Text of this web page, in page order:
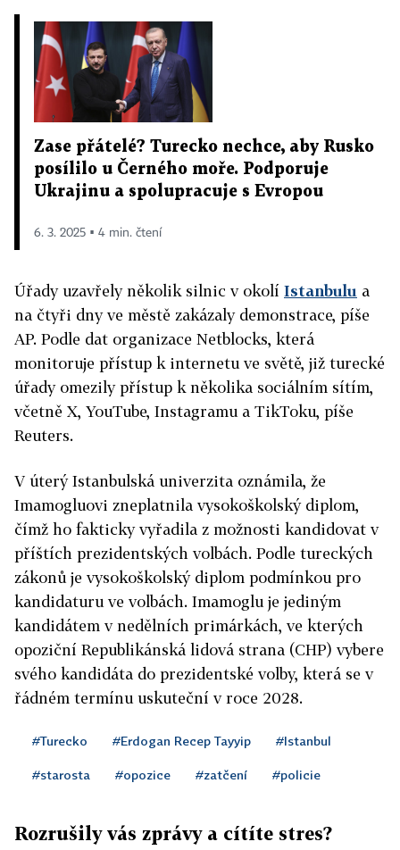
Zase přátelé? Turecko nechce, aby Rusko
posílilo u Černého moře. Podporuje
Ukrajinu a spolupracuje s Evropou
6. 3. 2025 ▪ 4 min. čtení
Úřady uzavřely několik silnic v okolí Istanbulu a
na čtyři dny ve městě zakázaly demonstrace, píše
AP. Podle dat organizace Netblocks, která
monitoruje přístup k internetu ve světě, již turecké
úřady omezily přístup k několika sociálním sítím,
včetně X, YouTube, Instagramu a TikToku, píše
Reuters.
V úterý Istanbulská univerzita oznámila, že
Imamogluovi zneplatnila vysokoškolský diplom,
čímž ho fakticky vyřadila z možnosti kandidovat v
příštích prezidentských volbách. Podle tureckých
zákonů je vysokoškolský diplom podmínkou pro
kandidaturu ve volbách. Imamoglu je jediným
kandidátem v nedělních primárkách, ve kterých
opoziční Republikánská lidová strana (CHP) vybere
svého kandidáta do prezidentské volby, která se v
řádném termínu uskuteční v roce 2028.
#Turecko #Erdogan Recep Tayyip #Istanbul
#starosta #opozice #zatčení #policie
Rozrušily vás zprávy a cítíte stres?